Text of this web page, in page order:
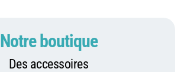
Notre boutique
Des accessoires